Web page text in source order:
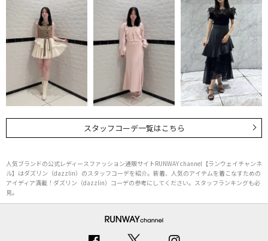
スタッフコーデ一覧はこちら
人気ブランドの公式レディースファッション通販サイトRUNWAY channel【ランウェイチャンネ
ル】はダズリン（dazzlin）のスタッフコーデを紹介。新着、人気のアイテムを着こなすための
アイディア満載！ダズリン（dazzlin）コーデの参考にしてください。スタッフランキングも必
見。